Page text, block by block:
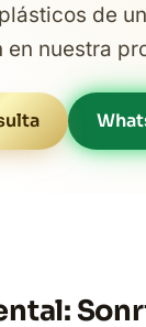
de
en nuestra